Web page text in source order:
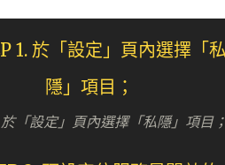
「設定」頁內選擇「私隱」項目；